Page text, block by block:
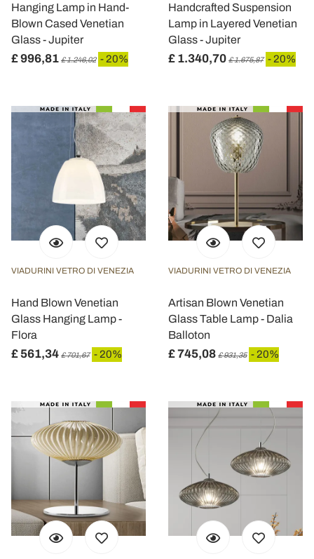
Hanging Lamp in Hand-
Blown Cased Venetian
Glass - Jupiter
£ 996,81 £ 1.246,02 - 20%
Handcrafted Suspension
Lamp in Layered Venetian
Glass - Jupiter
£ 1.340,70 £ 1.675,87 - 20%
VIADURINI VETRO DI VENEZIA
Hand Blown Venetian
Glass Hanging Lamp -
Flora
£ 561,34 £ 701,67 - 20%
VIADURINI VETRO DI VENEZIA
Artisan Blown Venetian
Glass Table Lamp - Dalia
Balloton
£ 745,08 £ 931,35 - 20%